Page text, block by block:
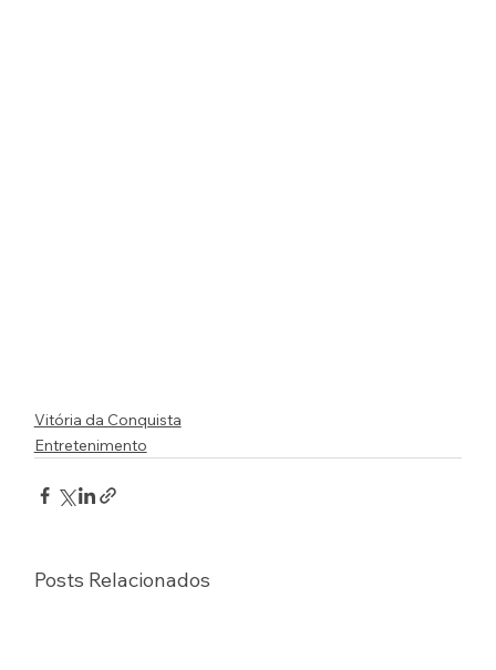
Vitória da Conquista
Entretenimento
Posts Relacionados